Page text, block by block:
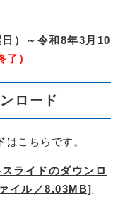
）～令和8年3月10
了）
ロード
​はこちらです。
ライドのダウンロ
イル／8.03MB]